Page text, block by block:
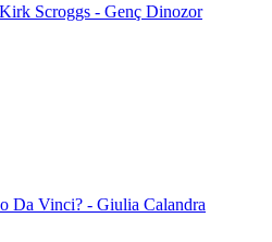
Scroggs - Genç Dinozor